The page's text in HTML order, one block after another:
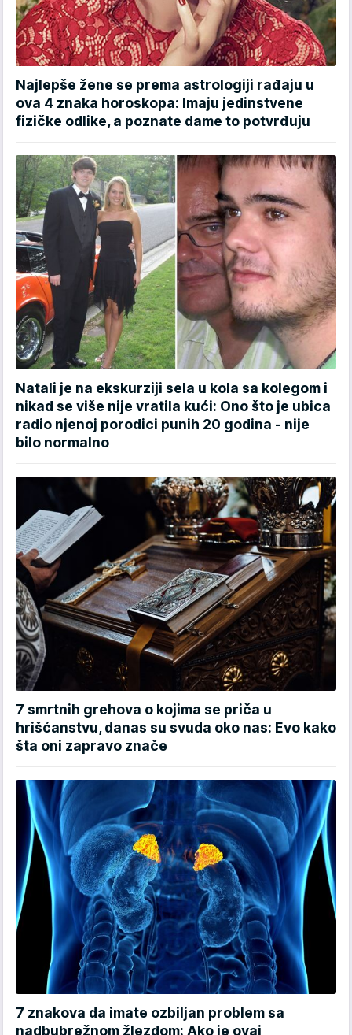
Najlepše žene se prema astrologiji rađaju u
ova 4 znaka horoskopa: Imaju jedinstvene
fizičke odlike, a poznate dame to potvrđuju
Natali je na ekskurziji sela u kola sa kolegom i
nikad se više nije vratila kući: Ono što je ubica
radio njenoj porodici punih 20 godina - nije
bilo normalno
7 smrtnih grehova o kojima se priča u
hrišćanstvu, danas su svuda oko nas: Evo kako
šta oni zapravo znače
7 znakova da imate ozbiljan problem sa
nadbubrežnom žlezdom: Ako je ovaj